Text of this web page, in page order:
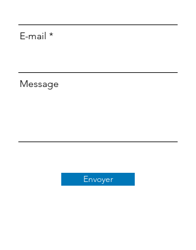
E-mail
Message
Envoyer